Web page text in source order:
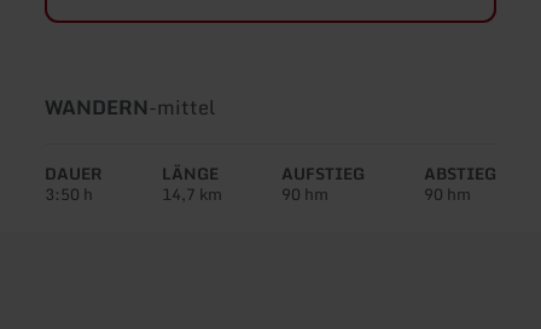
Art
Tour:
WANDERN-Schwierigkeit:
mittel
DAUER
3:50 h
LÄNGE
14,7 km
AUFSTIEG
90 hm
ABSTIEG
90 hm